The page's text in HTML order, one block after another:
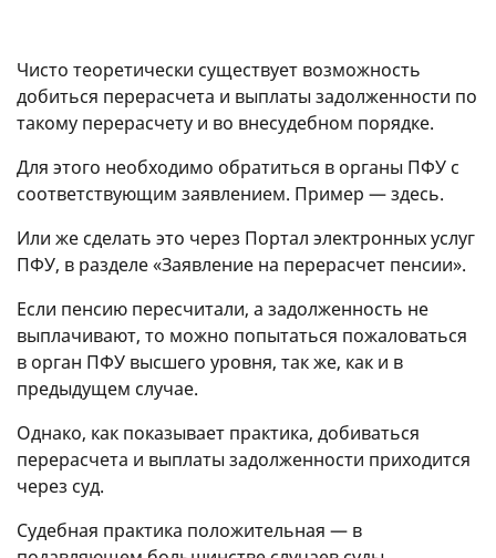
Чисто теоретически существует возможность
добиться перерасчета и выплаты задолженности по
такому перерасчету и во внесудебном порядке.
Для этого необходимо обратиться в органы ПФУ с
соответствующим заявлением. Пример — здесь.
Или же сделать это через Портал электронных услуг
ПФУ, в разделе «Заявление на перерасчет пенсии».
Если пенсию пересчитали, а задолженность не
выплачивают, то можно попытаться пожаловаться
в орган ПФУ высшего уровня, так же, как и в
предыдущем случае.
Однако, как показывает практика, добиваться
перерасчета и выплаты задолженности приходится
через суд.
Судебная практика положительная — в